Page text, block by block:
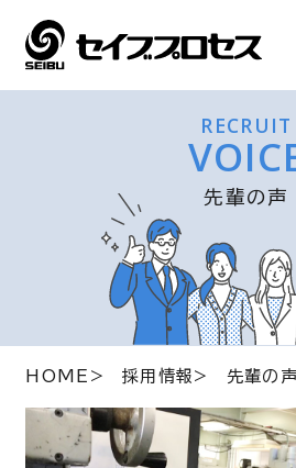
RECRUIT
先輩の声
HOME 採用情報 先輩の声